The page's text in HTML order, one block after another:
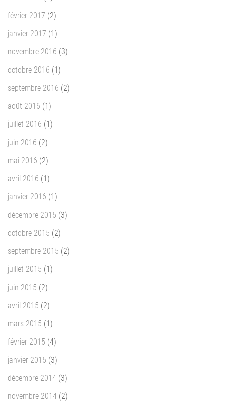
février 2017 (2)
janvier 2017 (1)
novembre 2016 (3)
octobre 2016 (1)
septembre 2016 (2)
août 2016 (1)
juillet 2016 (1)
juin 2016 (2)
mai 2016 (2)
avril 2016 (1)
janvier 2016 (1)
décembre 2015 (3)
octobre 2015 (2)
septembre 2015 (2)
juillet 2015 (1)
juin 2015 (2)
avril 2015 (2)
mars 2015 (1)
février 2015 (4)
janvier 2015 (3)
décembre 2014 (3)
novembre 2014 (2)